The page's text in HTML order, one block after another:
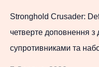
Stronghold Crusader:
четверте доповнення з
супротивниками та